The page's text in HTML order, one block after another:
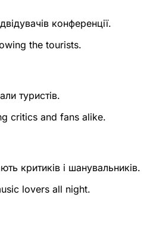
конференції.
the tourists.
туристів.
critics and fans alike.
критиків і шанувальників.
lovers all night.